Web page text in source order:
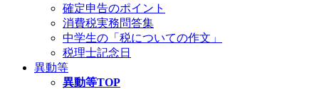
確定申告のポイント
消費税実務問答集
中学生の「税についての作文」
税理士記念日
異動等
異動等TOP